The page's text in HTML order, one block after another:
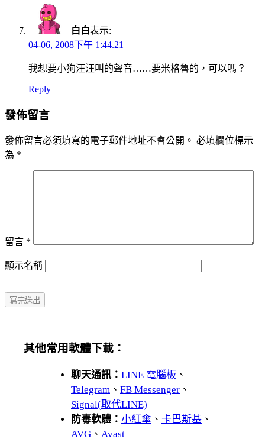
白白表示:
04-06, 2008下午 1:44.21
我想要小狗汪汪叫的聲音……要米格魯的，可以嗎？
Reply
發佈留言
發佈留言必須填寫的電子郵件地址不會公開。 必填欄位標示
為 *
留言 *
顯示名稱
其他常用軟體下載：
聊天通訊： LINE 電腦板 、
Telegram 、 FB Messenger 、
Signal(取代LINE)
防毒軟體： 小紅傘 、 卡巴斯基 、
AVG 、 Avast